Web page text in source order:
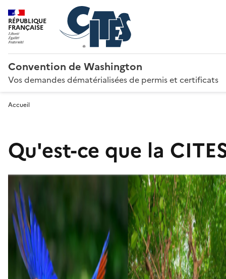
RÉPUBLIQUE
FRANÇAISE
Convention de Washington
Vos demandes dématérialisées de permis et certificats
Accueil
Qu'est-ce que la